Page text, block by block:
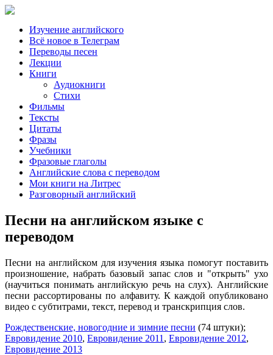
Изучение английского
Всё новое в Телеграм
Переводы песен
Лекции
Книги
Аудиокниги
Стихи
Фильмы
Тексты
Цитаты
Фразы
Учебники
Фразовые глаголы
Английские слова с переводом
Мои книги на Литрес
Разговорный английский
Песни на английском языке с
переводом
Песни на английском для изучения языка помогут поставить
произношение, набрать базовый запас слов и "открыть" ухо
(научиться понимать английскую речь на слух). Английские
песни рассортированы по алфавиту. К каждой опубликовано
видео с субтитрами, текст, перевод и транскрипция слов.
Рождественские, новогодние и зимние песни (74 штуки);
Евровидение 2010, Евровидение 2011 , Евровидение 2012,
Евровидение 2013